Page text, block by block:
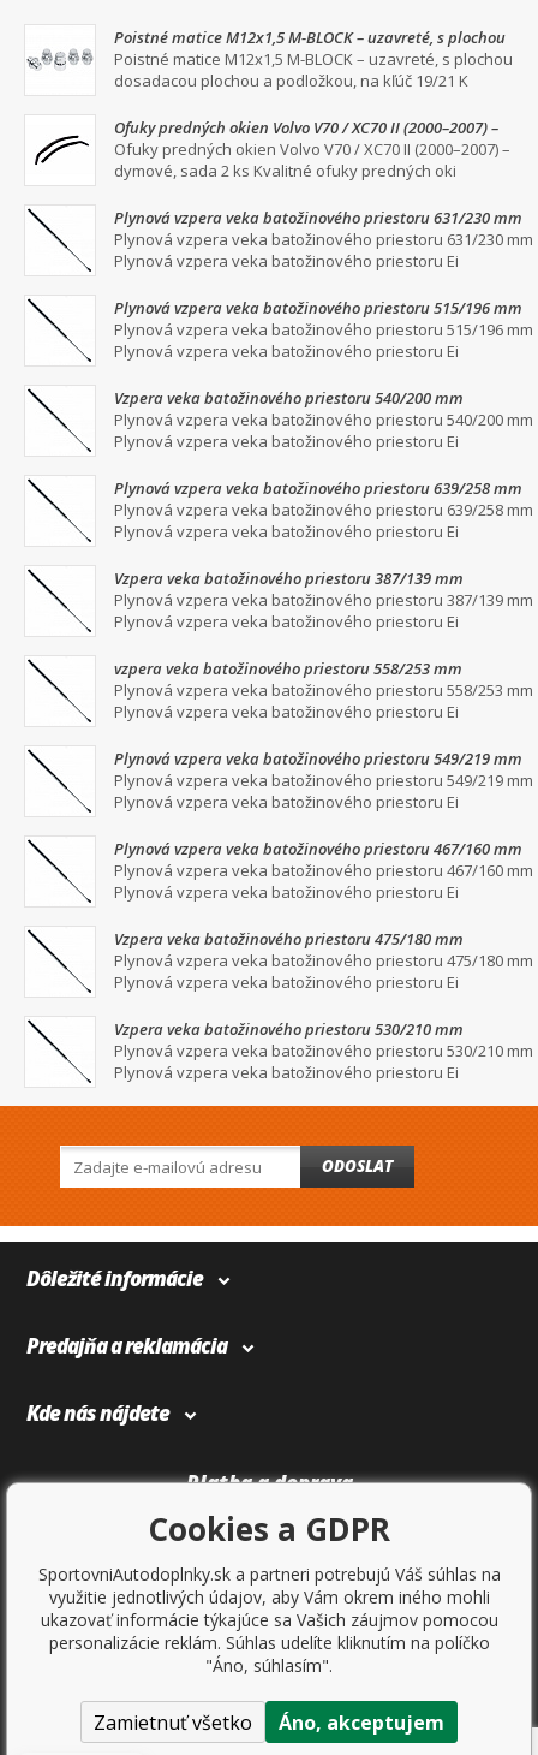
Poistné matice M12x1,5 M-BLOCK – uzavreté, s plochou
dosadacou plochou a podložkou, na kľúč 19/21
Poistné matice M12x1,5 M-BLOCK – uzavreté, s plochou
dosadacou plochou a podložkou, na kľúč 19/21 K
Ofuky predných okien Volvo V70 / XC70 II (2000–2007) –
dymové, sada 2 ks
Ofuky predných okien Volvo V70 / XC70 II (2000–2007) –
dymové, sada 2 ks Kvalitné ofuky predných oki
Plynová vzpera veka batožinového priestoru 631/230 mm
Plynová vzpera veka batožinového priestoru 631/230 mm
Plynová vzpera veka batožinového priestoru Ei
Plynová vzpera veka batožinového priestoru 515/196 mm
Plynová vzpera veka batožinového priestoru 515/196 mm
Plynová vzpera veka batožinového priestoru Ei
Vzpera veka batožinového priestoru 540/200 mm
Plynová vzpera veka batožinového priestoru 540/200 mm
Plynová vzpera veka batožinového priestoru Ei
Plynová vzpera veka batožinového priestoru 639/258 mm
Plynová vzpera veka batožinového priestoru 639/258 mm
Plynová vzpera veka batožinového priestoru Ei
Vzpera veka batožinového priestoru 387/139 mm
Plynová vzpera veka batožinového priestoru 387/139 mm
Plynová vzpera veka batožinového priestoru Ei
vzpera veka batožinového priestoru 558/253 mm
Plynová vzpera veka batožinového priestoru 558/253 mm
Plynová vzpera veka batožinového priestoru Ei
Plynová vzpera veka batožinového priestoru 549/219 mm
Plynová vzpera veka batožinového priestoru 549/219 mm
Plynová vzpera veka batožinového priestoru Ei
Plynová vzpera veka batožinového priestoru 467/160 mm
Plynová vzpera veka batožinového priestoru 467/160 mm
Plynová vzpera veka batožinového priestoru Ei
Vzpera veka batožinového priestoru 475/180 mm
Plynová vzpera veka batožinového priestoru 475/180 mm
Plynová vzpera veka batožinového priestoru Ei
Vzpera veka batožinového priestoru 530/210 mm
Plynová vzpera veka batožinového priestoru 530/210 mm
Plynová vzpera veka batožinového priestoru Ei
ODOSLAT
Dôležité informácie
Predajňa a reklamácia
Kde nás nájdete
Platba a doprava
Copyright © 2017Sportovniautodoplnky.cz- Tuning shop, športové
Cookies a GDPR
SportovniAutodoplnky.sk a partneri potrebujú Váš súhlas na
využitie jednotlivých údajov, aby Vám okrem iného mohli
ukazovať informácie týkajúce sa Vašich záujmov pomocou
personalizácie reklám. Súhlas udelíte kliknutím na políčko
"Áno, súhlasím".
Zamietnuť všetko Áno, akceptujem